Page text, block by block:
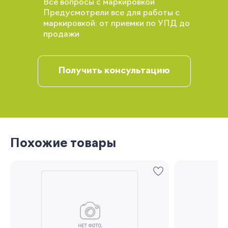
Все вопросы с маркировкой
Предусмотрели все для работы с
маркировкой: от приемки по УПД до
продажи
Получить консультацию
Похожие товары
Вы сможете отслеживать статус своих
заказов и получать индивидуальные
рекомендации
Запомнить меня
Забыли свой пароль?